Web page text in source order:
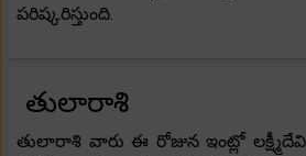
పరిష్కరిస్తుంది.
తులారాశి
తులారాశి వారు ఈ రోజున ఇంట్లో